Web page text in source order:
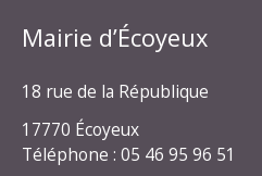
Mairie d’Écoyeux
18 rue de la République
17770 Écoyeux
Téléphone : 05 46 95 96 51